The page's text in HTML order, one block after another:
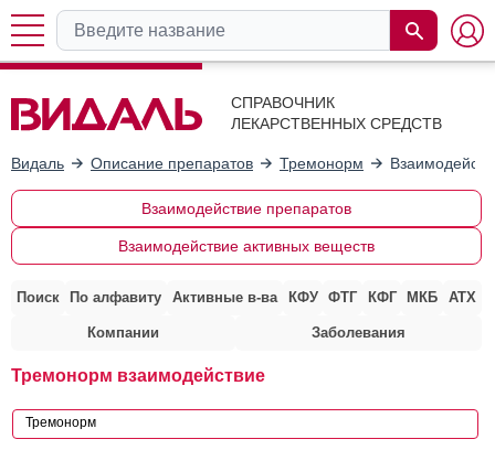
СПРАВОЧНИК
ЛЕКАРСТВЕННЫХ СРЕДСТВ
Видаль Описание препаратов Тремонорм
Взаимодействие препаратов
Взаимодействие активных веществ
Поиск По алфавиту Активные в-ва КФУ ФТГ КФГ МКБ АТХ
Компании Заболевания
Тремонорм взаимодействие